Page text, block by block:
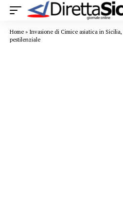
Home » Invasione di Cimice asiatica in
pestilenziale